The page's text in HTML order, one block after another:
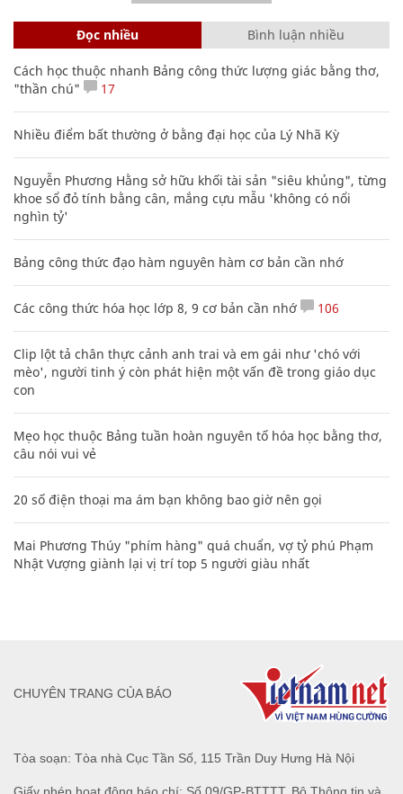
Đọc nhiều Bình luận nhiều
Cách học thuộc nhanh Bảng công thức lượng giác bằng thơ,
"thần chú"
17
Nhiều điểm bất thường ở bằng đại học của Lý Nhã Kỳ
Nguyễn Phương Hằng sở hữu khối tài sản "siêu khủng", từng
khoe sổ đỏ tính bằng cân, mắng cựu mẫu 'không có nổi
nghìn tỷ'
Bảng công thức đạo hàm nguyên hàm cơ bản cần nhớ
Các công thức hóa học lớp 8, 9 cơ bản cần nhớ 106
Clip lột tả chân thực cảnh anh trai và em gái như 'chó với
mèo', người tinh ý còn phát hiện một vấn đề trong giáo dục
con
Mẹo học thuộc Bảng tuần hoàn nguyên tố hóa học bằng thơ,
câu nói vui vẻ
20 số điện thoại ma ám bạn không bao giờ nên gọi
Mai Phương Thúy "phím hàng" quá chuẩn, vợ tỷ phú Phạm
Nhật Vượng giành lại vị trí top 5 người giàu nhất
Tòa soạn: Tòa nhà Cục Tần Số, 115 Trần Duy Hưng Hà Nội
CHUYÊN TRANG CỦA BÁO